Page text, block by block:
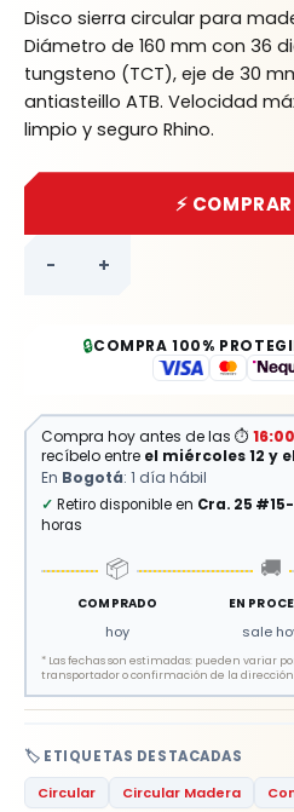
Disco sierra circular para
Diámetro de 160 mm con 36
tungsteno (TCT), eje de 30
antiasteillo ATB. Velocidad
limpio y seguro Rhino.
- +
⚡
🏷️ ETIQUETAS DESTACADAS
Circular
Circular Madera
🔒COMPRA 100%
Compra hoy antes de las ⏱ 16:00
recíbelo entre el miércoles 12 y
En Bogotá: 1 día hábil
✓ Retiro disponible en Cra. 25
horas
📦
COMPRADO
hoy
🚚
EN
sale
* Las fechas son estimadas: pueden variar
transportador o confirmación de la